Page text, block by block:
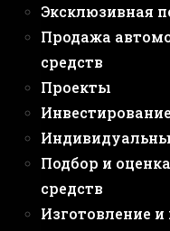
Эксклюзивная
Продажа
средств
Проекты
Инвестирование
Подбор и
средств
Изготовление